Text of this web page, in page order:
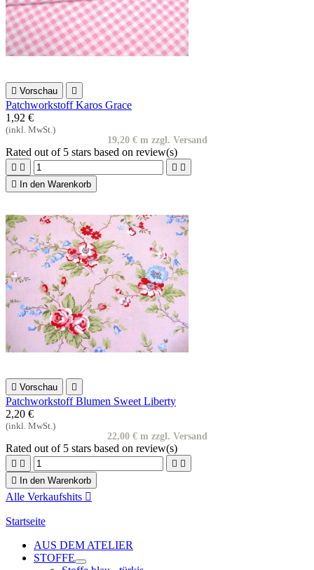
 Vorschau 
Patchworkstoff Karos Grace
1,92 €
(inkl. MwSt.)
19,20 € m zzgl. Versand
Rated out of 5 stars based on review(s)
   

In den Warenkorb
 Vorschau 
Patchworkstoff Blumen Sweet Liberty
2,20 €
(inkl. MwSt.)
22,00 € m zzgl. Versand
Rated out of 5 stars based on review(s)
   

In den Warenkorb
Alle Verkaufshits 
Startseite
AUS DEM ATELIER
STOFFE